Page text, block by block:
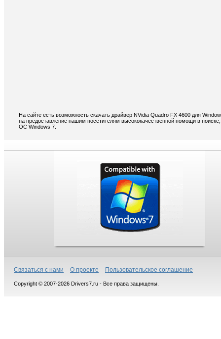
На сайте есть возможность скачать драйвер NVidia Quadro FX 4600 для
на предоставление нашим посетителям высококачественной помощи в
ОС Windows 7.
Связаться с нами О проекте Пользовательское соглашение
Copyright © 2007-2026 Drivers7.ru - Все права защищены.